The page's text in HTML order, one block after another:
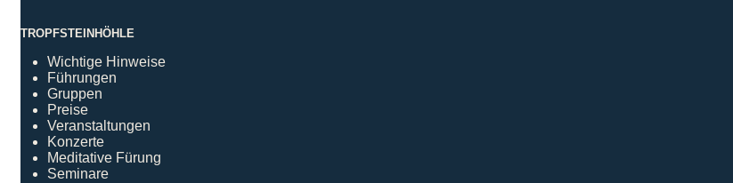
TROPFSTEINHÖHLE
Wichtige Hinweise
Führungen
Gruppen
Preise
Veranstaltungen
Konzerte
Meditative Fürung
Seminare